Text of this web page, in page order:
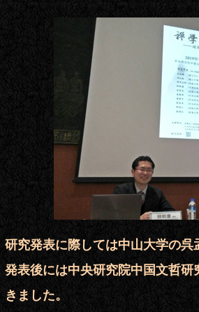
研究発表に際しては中山大学の
発表後には中央研究院中国文哲
きました。